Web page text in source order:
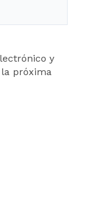
y
próxima